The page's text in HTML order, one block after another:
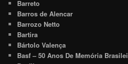
Barreto
Barros de Alencar
Barrozo Netto
Bartira
Bártolo Valença
Basf – 50 Anos De Memória